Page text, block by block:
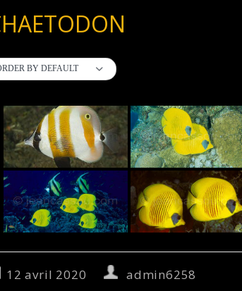
BY DEFAULT
12 avril 2020 admin6258